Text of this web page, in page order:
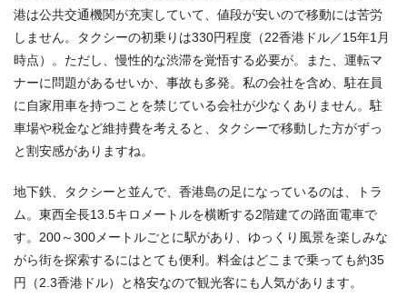
港は公共交通機関が充実していて、値段が安いので移動には苦労
しません。タクシーの初乗りは330円程度（22香港ドル／15年1月
時点）。ただし、慢性的な渋滞を覚悟する必要が。また、運転マ
ナーに問題があるせいか、事故も多発。私の会社を含め、駐在員
に自家用車を持つことを禁じている会社が少なくありません。駐
車場や税金など維持費を考えると、タクシーで移動した方がずっ
と割安感がありますね。
地下鉄、タクシーと並んで、香港島の足になっているのは、トラ
ム。東西全長13.5キロメートルを横断する2階建ての路面電車で
す。200～300メートルごとに駅があり、ゆっくり風景を楽しみな
がら街を探索するにはとても便利。料金はどこまで乗っても約35
円（2.3香港ドル）と格安なので観光客にも人気があります。